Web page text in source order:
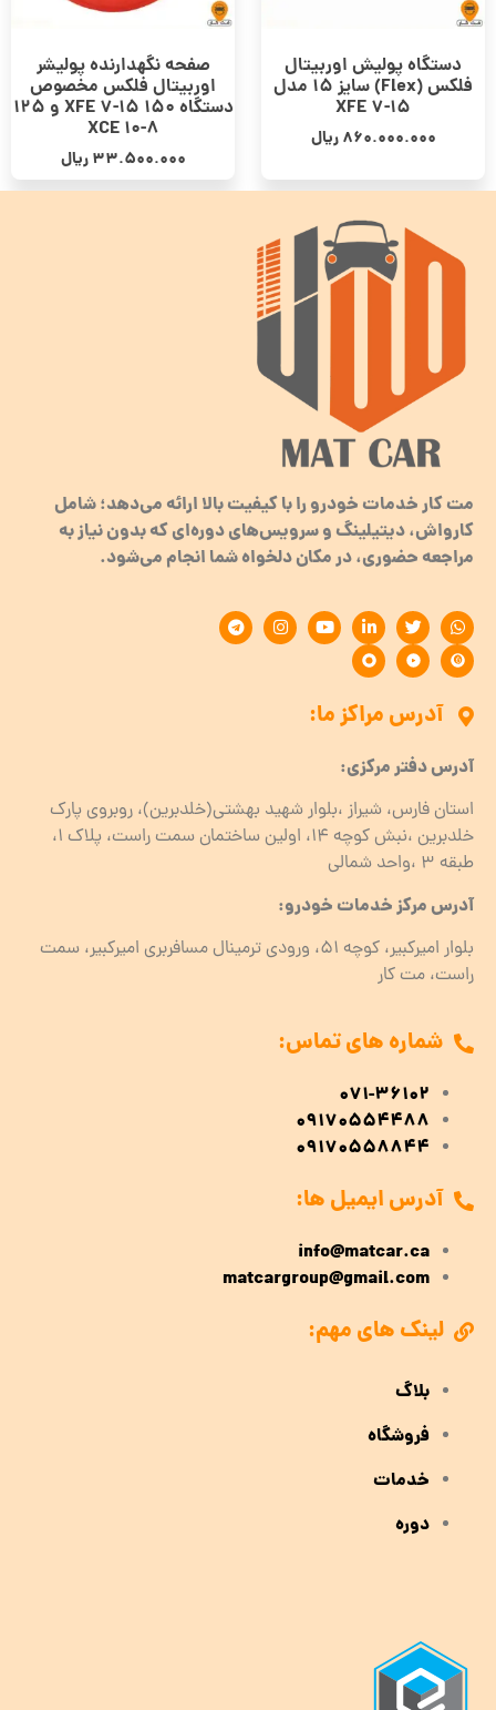
دستگاه پولیش اوربیتال
فلکس (Flex) سایز 15 مدل
XFE 7-15
860.000.000 ریال
صفحه نگهدارنده پولیشر
اوربیتال فلکس مخصوص
دستگاه 150 XFE 7-15 و 125
XCE 10-8
33.500.000 ریال
مت کار خدمات خودرو را با کیفیت بالا ارائه می‌دهد؛ شامل
کارواش، دیتیلینگ و سرویس‌های دوره‌ای که بدون نیاز به
مراجعه حضوری، در مکان دلخواه شما انجام می‌شود.
آدرس مراکز ما:
آدرس دفتر مرکزی:
استان فارس، شیراز ،بلوار شهید بهشتی(خلدبرین)، روبروی پارک
خلدبرین ،نبش کوچه ۱۴، اولین ساختمان سمت راست، پلاک 1،
طبقه ۳ ،واحد شمالی
آدرس مرکز خدمات خودرو:
بلوار امیرکبیر، کوچه 51، ورودی ترمینال مسافربری امیرکبیر، سمت
راست، مت کار
شماره های تماس:
071-36102
09170554488
09170558844
آدرس ایمیل ها:
info@matcar.ca
matcargroup@gmail.com
لینک های مهم:
بلاگ
فروشگاه
خدمات
دوره